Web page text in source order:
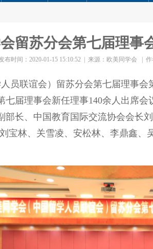
留苏分会第七届理事
布时间：2020-01-15 15:10:52 来源：欧美同学会 作
员联谊会）留苏分会第七届理事
届理事会新任理事140余人出席
长、中国教育国际交流协会会长
宝林、关雪凌、安松林、李鼎鑫